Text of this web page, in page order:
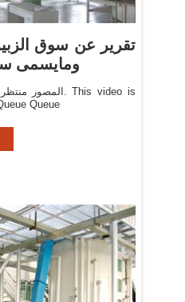
‫تقرير عن سوق
ومايسمى
Queue